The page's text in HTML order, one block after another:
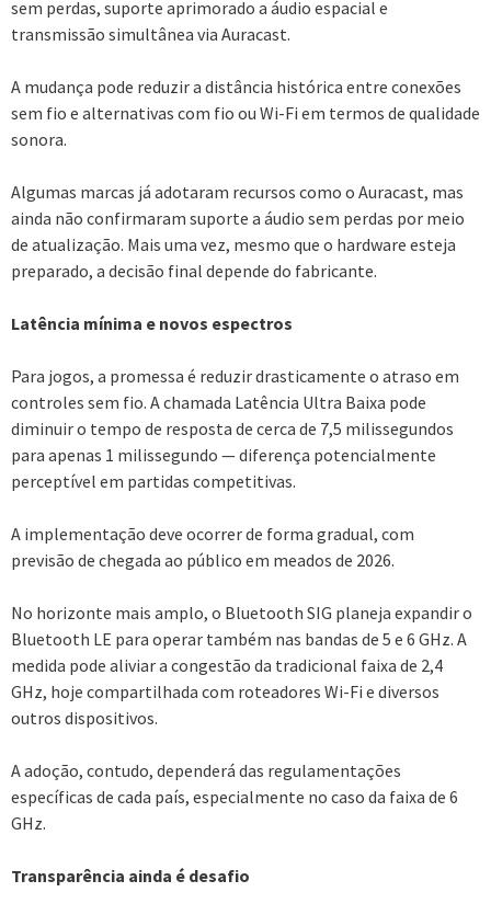
sem perdas, suporte aprimorado a áudio espacial e
transmissão simultânea via Auracast.
A mudança pode reduzir a distância histórica entre conexões
sem fio e alternativas com fio ou Wi-Fi em termos de qualidade
sonora.
Algumas marcas já adotaram recursos como o Auracast, mas
ainda não confirmaram suporte a áudio sem perdas por meio
de atualização. Mais uma vez, mesmo que o hardware esteja
preparado, a decisão final depende do fabricante.
Latência mínima e novos espectros
Para jogos, a promessa é reduzir drasticamente o atraso em
controles sem fio. A chamada Latência Ultra Baixa pode
diminuir o tempo de resposta de cerca de 7,5 milissegundos
para apenas 1 milissegundo — diferença potencialmente
perceptível em partidas competitivas.
A implementação deve ocorrer de forma gradual, com
previsão de chegada ao público em meados de 2026.
No horizonte mais amplo, o Bluetooth SIG planeja expandir o
Bluetooth LE para operar também nas bandas de 5 e 6 GHz. A
medida pode aliviar a congestão da tradicional faixa de 2,4
GHz, hoje compartilhada com roteadores Wi-Fi e diversos
outros dispositivos.
A adoção, contudo, dependerá das regulamentações
específicas de cada país, especialmente no caso da faixa de 6
GHz.
Transparência ainda é desafio